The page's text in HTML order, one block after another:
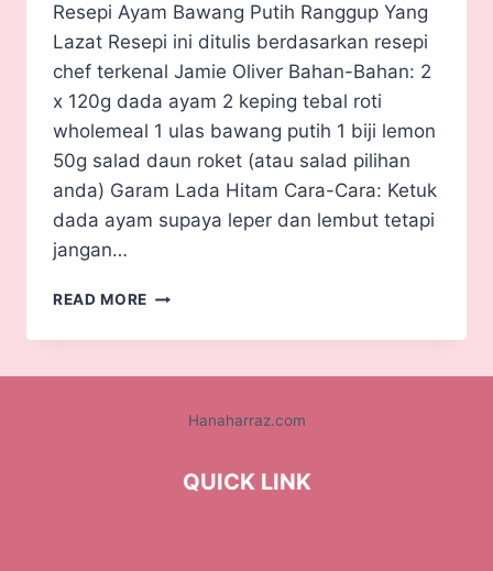
Resepi Ayam Bawang Putih Ranggup Yang
Lazat Resepi ini ditulis berdasarkan resepi
chef terkenal Jamie Oliver Bahan-Bahan: 2
x 120g dada ayam 2 keping tebal roti
wholemeal 1 ulas bawang putih 1 biji lemon
50g salad daun roket (atau salad pilihan
anda) Garam Lada Hitam Cara-Cara: Ketuk
dada ayam supaya leper dan lembut tetapi
jangan…
READ MORE
Hanaharraz.com
QUICK LINK